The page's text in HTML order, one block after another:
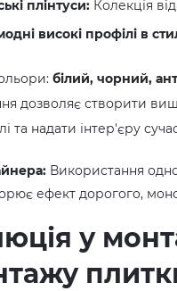
плінтуси: Колекція
високі профілі в
білий, чорний,
дозволяє створити
та надати інтер'єру
Використання
ефект дорогого,
у